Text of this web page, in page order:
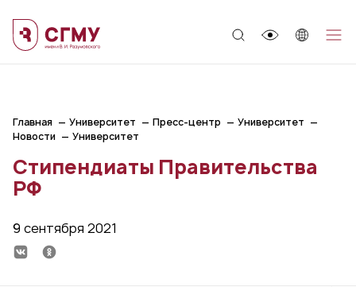
Главная Университет Пресс-центр
Университет
Новости
Университет
Стипендиаты Правительства
РФ
9 сентября 2021